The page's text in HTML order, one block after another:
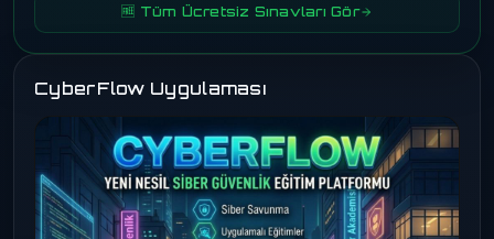
🆓 Tüm Ücretsiz Sınavları Gör
CyberFlow Uygulaması